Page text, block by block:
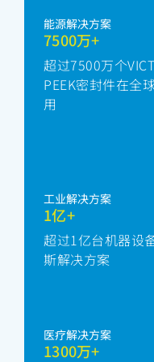
能源解决方案
7500万+
超过7500万个
PEEK密封件在全
用
工业解决方案
1亿+
超过1亿台机器设
斯解决方案
医疗解决方案
1300万+